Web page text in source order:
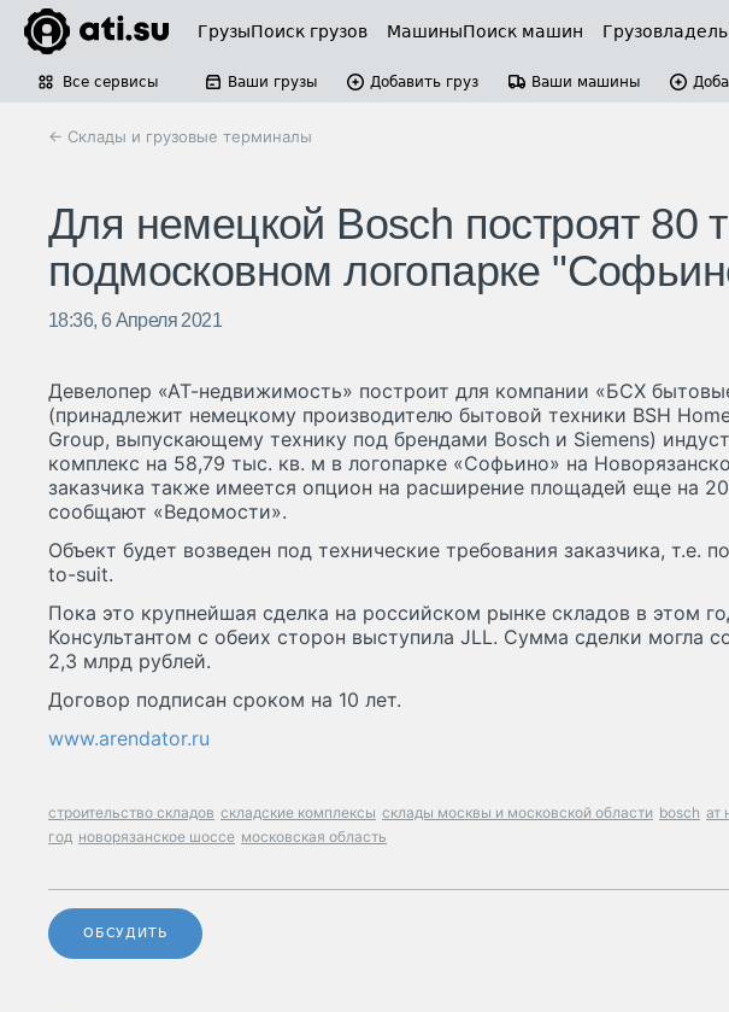
ГрузыПоиск грузов МашиныПоиск машин
Все сервисы Ваши грузы Добавить груз Ваши машины
← Склады и грузовые терминалы
Для немецкой Bosch построят 80
подмосковном логопарке
18:36, 6 Апреля 2021
Девелопер «АТ-недвижимость» построит для компании «БСХ
(принадлежит немецкому производителю бытовой техники BSH
Group, выпускающему технику под брендами Bosch и Siemens)
комплекс на 58,79 тыс. кв. м в логопарке «Софьино» на
заказчика также имеется опцион на расширение площадей еще на
сообщают «Ведомости».
Объект будет возведен под технические требования заказчика, т.е.
to-suit.
Пока это крупнейшая сделка на российском рынке складов в этом
Консультантом с обеих сторон выступила JLL. Сумма сделки могла
2,3 млрд рублей.
Договор подписан сроком на 10 лет.
www.arendator.ru
строительство складов складские комплексы склады москвы и московской области bosch ат
год новорязанское шоссе московская область
ОБСУДИТЬ